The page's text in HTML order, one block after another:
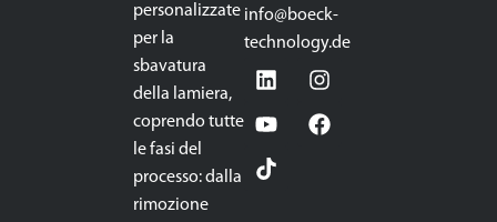
personalizzate
per la
sbavatura
della lamiera,
coprendo tutte
le fasi del
processo: dalla
rimozione
info@boeck-
technology.de